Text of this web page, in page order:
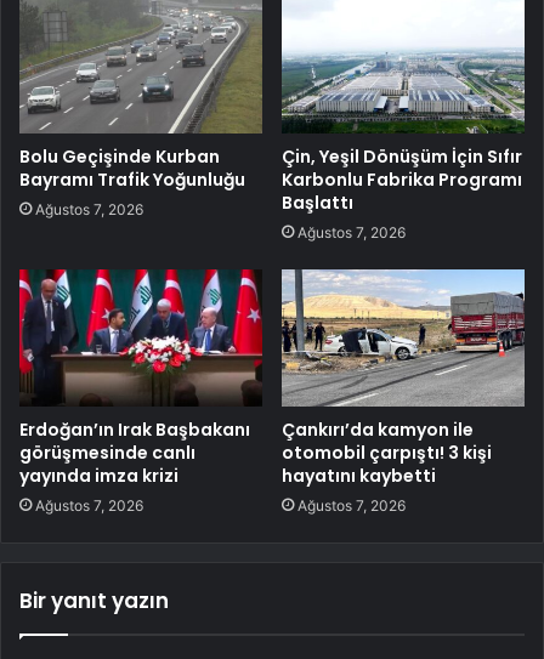
Bolu Geçişinde Kurban
Bayramı Trafik Yoğunluğu
Ağustos 7, 2026
Çin, Yeşil Dönüşüm İçin Sıfır
Karbonlu Fabrika Programı
Başlattı
Ağustos 7, 2026
Erdoğan’ın Irak Başbakanı
görüşmesinde canlı
yayında imza krizi
Ağustos 7, 2026
Çankırı’da kamyon ile
otomobil çarpıştı! 3 kişi
hayatını kaybetti
Ağustos 7, 2026
Bir yanıt yazın